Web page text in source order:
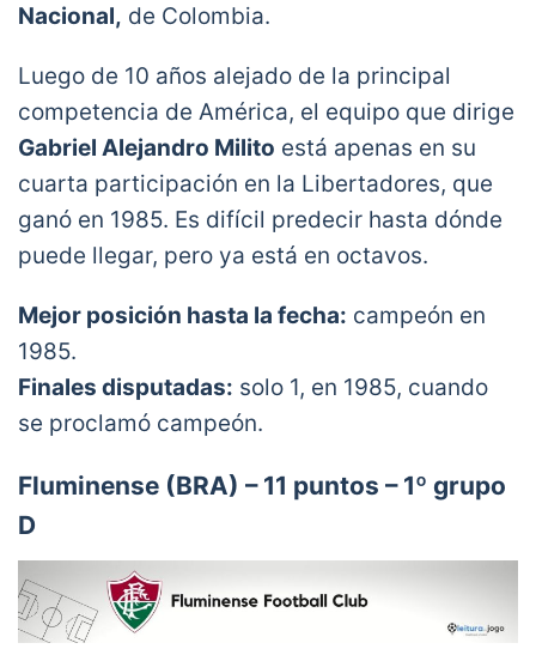
Nacional, de Colombia.
Luego de 10 años alejado de la principal
competencia de América, el equipo que dirige
Gabriel Alejandro Milito está apenas en su
cuarta participación en la Libertadores, que
ganó en 1985. Es difícil predecir hasta dónde
puede llegar, pero ya está en octavos.
Mejor posición hasta la fecha: campeón en
1985.
Finales disputadas: solo 1, en 1985, cuando
se proclamó campeón.
Fluminense (BRA) – 11 puntos – 1º grupo
D